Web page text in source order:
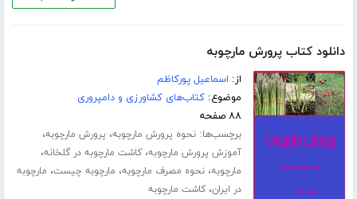
دانلود کتاب پرورش مارچوبه
از: اسماعیل پورکاظم
موضوع:کتاب‌های کشاورزی و دامپروری
۸۸ صفحه
برچسب‌ها:نحوه پرورش مارچوبه، پرورش مارچوبه،
آموزش پرورش مارچوبه،کاشت مارچوبه در گلخانه،
مارچوبه،نحوه مصرف مارچوبه، مارچوبه چیست، مارچوبه
در ایران،کاشت مارچوبه